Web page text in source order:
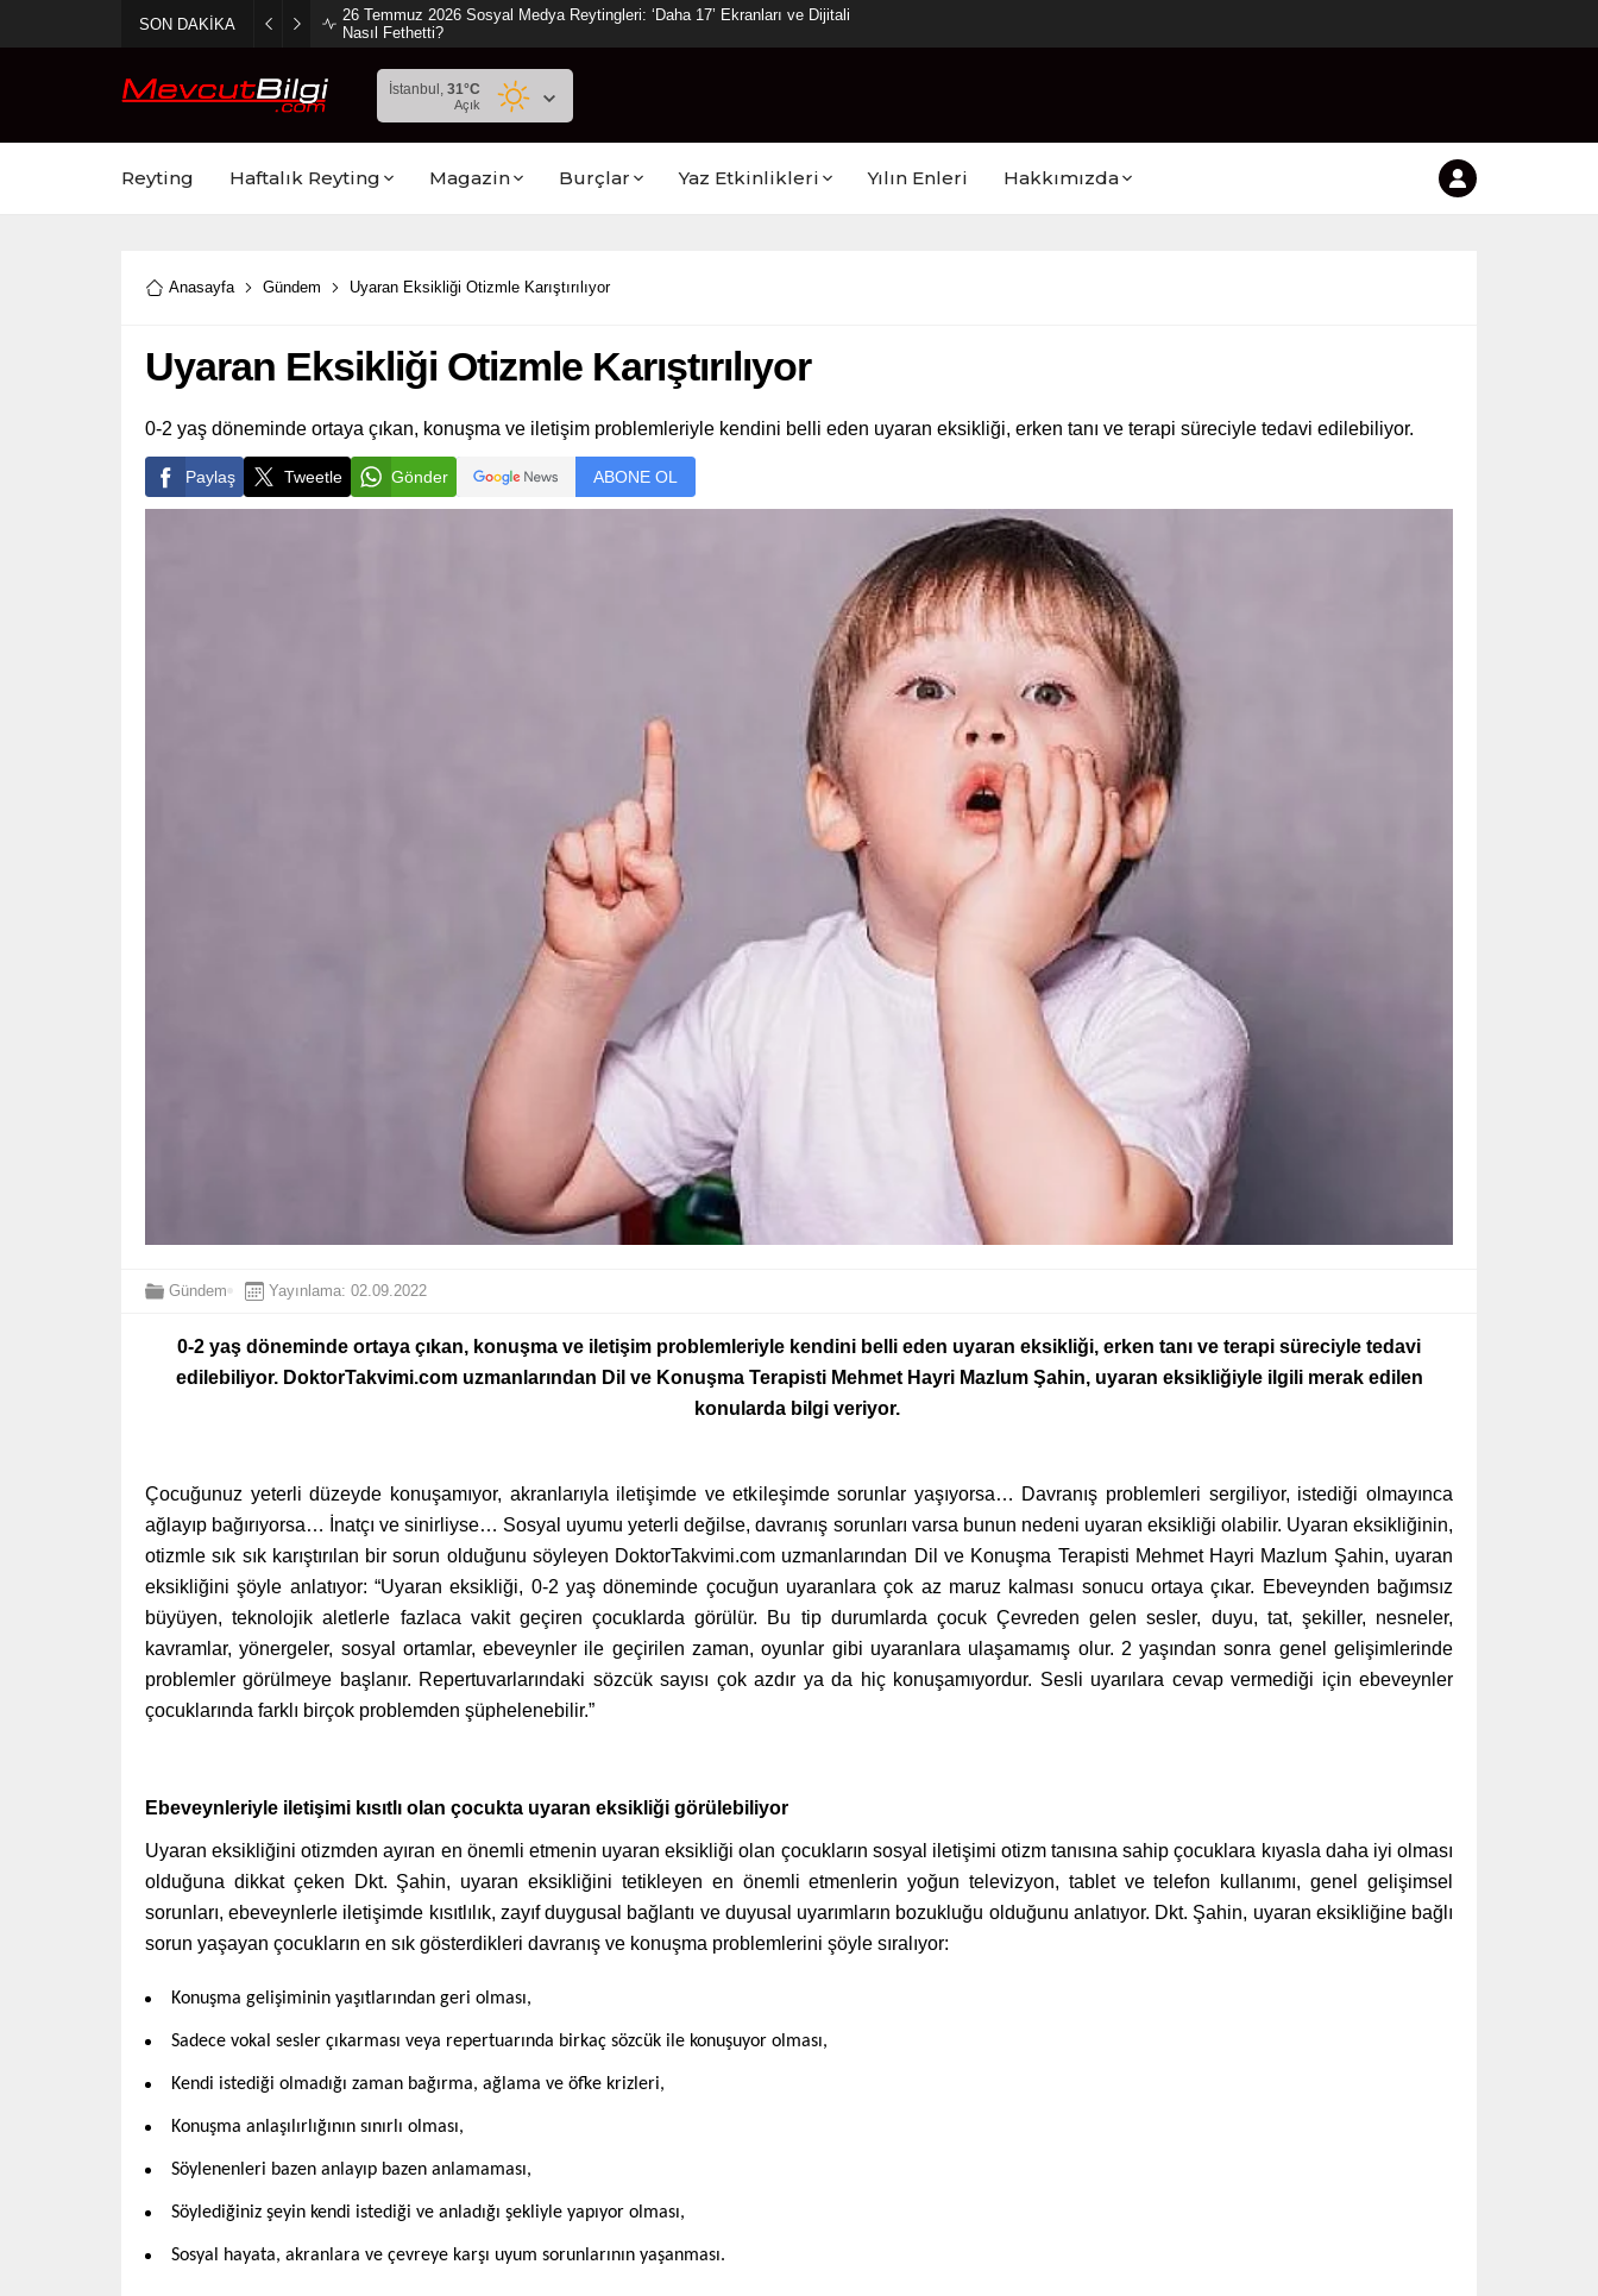
SON DAKİKA
26 Temmuz 2026 Sosyal Medya Reytingleri: ‘Daha 17’ Ekranları ve Dijitali
Nasıl Fethetti?
İstanbul, 31°C
Açık
Reyting Haftalık Reyting Magazin Burçlar Yaz Etkinlikleri Yılın Enleri Hakkımızda
Anasayfa Gündem Uyaran Eksikliği Otizmle Karıştırılıyor
Uyaran Eksikliği Otizmle Karıştırılıyor
0-2 yaş döneminde ortaya çıkan, konuşma ve iletişim problemleriyle kendini belli eden uyaran eksikliği, erken tanı ve terapi süreciyle tedavi edilebiliyor.
Paylaş Tweetle Gönder ABONE OL
Gündem Yayınlama: 02.09.2022
0-2 yaş döneminde ortaya çıkan, konuşma ve iletişim problemleriyle kendini belli eden uyaran eksikliği, erken tanı ve terapi süreciyle tedavi
edilebiliyor. DoktorTakvimi.com uzmanlarından Dil ve Konuşma Terapisti Mehmet Hayri Mazlum Şahin, uyaran eksikliğiyle ilgili merak edilen
konularda bilgi veriyor.
Çocuğunuz yeterli düzeyde konuşamıyor, akranlarıyla iletişimde ve etkileşimde sorunlar yaşıyorsa… Davranış problemleri sergiliyor, istediği olmayınca
ağlayıp bağırıyorsa… İnatçı ve sinirliyse… Sosyal uyumu yeterli değilse, davranış sorunları varsa bunun nedeni uyaran eksikliği olabilir. Uyaran eksikliğinin,
otizmle sık sık karıştırılan bir sorun olduğunu söyleyen DoktorTakvimi.com uzmanlarından Dil ve Konuşma Terapisti Mehmet Hayri Mazlum Şahin, uyaran
eksikliğini şöyle anlatıyor: “Uyaran eksikliği, 0-2 yaş döneminde çocuğun uyaranlara çok az maruz kalması sonucu ortaya çıkar. Ebeveynden bağımsız
büyüyen, teknolojik aletlerle fazlaca vakit geçiren çocuklarda görülür. Bu tip durumlarda çocuk Çevreden gelen sesler, duyu, tat, şekiller, nesneler,
kavramlar, yönergeler, sosyal ortamlar, ebeveynler ile geçirilen zaman, oyunlar gibi uyaranlara ulaşamamış olur. 2 yaşından sonra genel gelişimlerinde
problemler görülmeye başlanır. Repertuvarlarındaki sözcük sayısı çok azdır ya da hiç konuşamıyordur. Sesli uyarılara cevap vermediği için ebeveynler
çocuklarında farklı birçok problemden şüphelenebilir.”
Ebeveynleriyle iletişimi kısıtlı olan çocukta uyaran eksikliği görülebiliyor
Uyaran eksikliğini otizmden ayıran en önemli etmenin uyaran eksikliği olan çocukların sosyal iletişimi otizm tanısına sahip çocuklara kıyasla daha iyi olması
olduğuna dikkat çeken Dkt. Şahin, uyaran eksikliğini tetikleyen en önemli etmenlerin yoğun televizyon, tablet ve telefon kullanımı, genel gelişimsel
sorunları, ebeveynlerle iletişimde kısıtlılık, zayıf duygusal bağlantı ve duyusal uyarımların bozukluğu olduğunu anlatıyor. Dkt. Şahin, uyaran eksikliğine bağlı
sorun yaşayan çocukların en sık gösterdikleri davranış ve konuşma problemlerini şöyle sıralıyor:
Konuşma gelişiminin yaşıtlarından geri olması,
Sadece vokal sesler çıkarması veya repertuarında birkaç sözcük ile konuşuyor olması,
Kendi istediği olmadığı zaman bağırma, ağlama ve öfke krizleri,
Konuşma anlaşılırlığının sınırlı olması,
Söylenenleri bazen anlayıp bazen anlamaması,
Söylediğiniz şeyin kendi istediği ve anladığı şekliyle yapıyor olması,
Sosyal hayata, akranlara ve çevreye karşı uyum sorunlarının yaşanması.